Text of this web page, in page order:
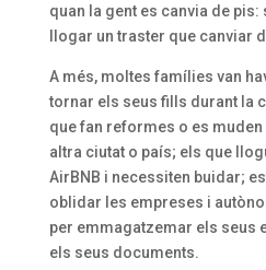
quan la gent es canvia de
llogar un traster que canviar
A més, moltes famílies van
tornar els seus fills durant la
que fan reformes o es muden
altra ciutat o país; els que
AirBNB i necessiten buidar;
oblidar les empreses i
per emmagatzemar els seus
els seus documents.